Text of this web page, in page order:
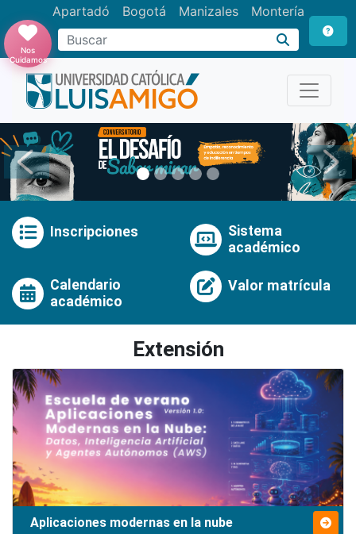
Apartadó Bogotá Manizales Montería
Buscar
Nos
Cuidamos
Anterior
Inscripciones
Sistema
académico
Calendario
académico
Valor matrícula
Extensión
Aplicaciones modernas en la nube